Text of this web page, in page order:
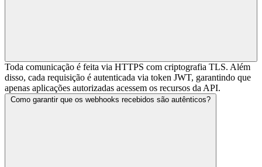
Toda comunicação é feita via HTTPS com criptografia TLS. Além
disso, cada requisição é autenticada via token JWT, garantindo que
apenas aplicações autorizadas acessem os recursos da API.
Como garantir que os webhooks recebidos são autênticos?